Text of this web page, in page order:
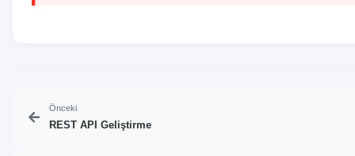
Önceki
REST API Geliştirme